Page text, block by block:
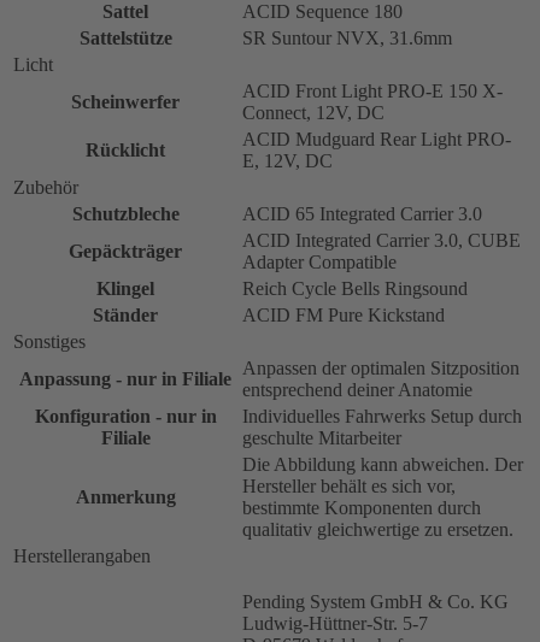
Sattel
ACID Sequence 180
Sattelstütze
SR Suntour NVX, 31.6mm
Licht
Scheinwerfer
ACID Front Light PRO-E 150 X-
Connect, 12V, DC
Rücklicht
ACID Mudguard Rear Light PRO-
E, 12V, DC
Zubehör
Schutzbleche
ACID 65 Integrated Carrier 3.0
Gepäckträger
ACID Integrated Carrier 3.0, CUBE
Adapter Compatible
Klingel
Reich Cycle Bells Ringsound
Ständer
ACID FM Pure Kickstand
Sonstiges
Anpassung - nur in Filiale
Anpassen der optimalen Sitzposition
entsprechend deiner Anatomie
Konfiguration - nur in
Filiale
Individuelles Fahrwerks Setup durch
geschulte Mitarbeiter
Anmerkung
Die Abbildung kann abweichen. Der
Hersteller behält es sich vor,
bestimmte Komponenten durch
qualitativ gleichwertige zu ersetzen.
Herstellerangaben
Pending System GmbH & Co. KG
Ludwig-Hüttner-Str. 5-7